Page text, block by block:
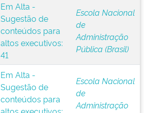
Em Alta -
Sugestão de
conteúdos para
altos executivos:
41
Escola Nacional
de
Administração
Pública (Brasil)
Em Alta -
Sugestão de
conteúdos para
Escola Nacional
de
Administração